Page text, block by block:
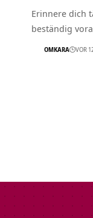
Erinnere dich
beständig
OMKARA VOR